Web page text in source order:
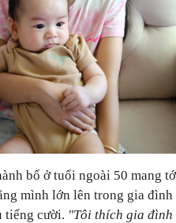
bố ở tuổi ngoài 50 mang
mình lớn lên trong gia
tiếng cười. "Tôi thích gia đình